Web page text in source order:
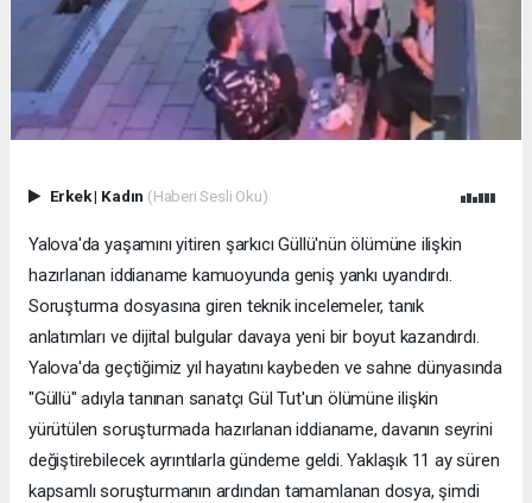
Erkek| Kadın (Haberi Sesli Oku)
Yalova'da yaşamını yitiren şarkıcı Güllü'nün ölümüne ilişkin
hazırlanan iddianame kamuoyunda geniş yankı uyandırdı.
Soruşturma dosyasına giren teknik incelemeler, tanık
anlatımları ve dijital bulgular davaya yeni bir boyut kazandırdı.
Yalova'da geçtiğimiz yıl hayatını kaybeden ve sahne dünyasında
"Güllü" adıyla tanınan sanatçı Gül Tut'un ölümüne ilişkin
yürütülen soruşturmada hazırlanan iddianame, davanın seyrini
değiştirebilecek ayrıntılarla gündeme geldi. Yaklaşık 11 ay süren
kapsamlı soruşturmanın ardından tamamlanan dosya, şimdi